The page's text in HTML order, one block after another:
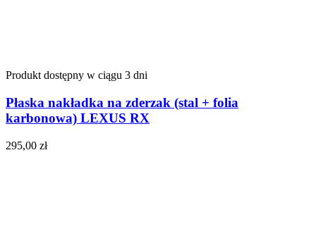
Produkt dostępny w ciągu 3 dni
Płaska nakładka na zderzak (stal + folia
karbonowa) LEXUS RX
295,00 zł